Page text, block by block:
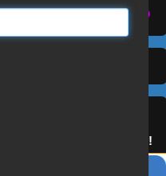
) (MON COMPTE )
LE PASS'COMTOIS !